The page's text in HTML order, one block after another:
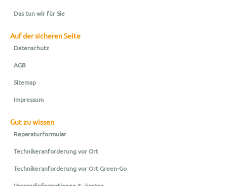
Das tun wir für Sie
Auf der sicheren Seite
Datenschutz
AGB
Sitemap
Impressum
Gut zu wissen
Reparaturformular
Technikeranforderung vor Ort
Technikeranforderung vor Ort Green-Go